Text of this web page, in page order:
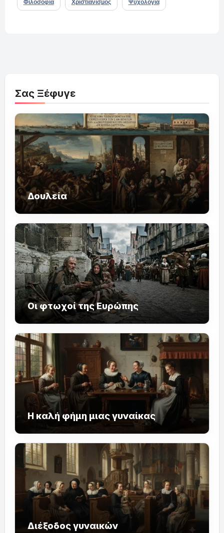
Φιλοσοφία Χριστιανισμός Ψυχολογία
Σας Ξέφυγε
Δουλεία
Οι φτωχοί της Ευρώπης
Η καλή φήμη μιας γυναίκας
Διέξοδος γυναικών